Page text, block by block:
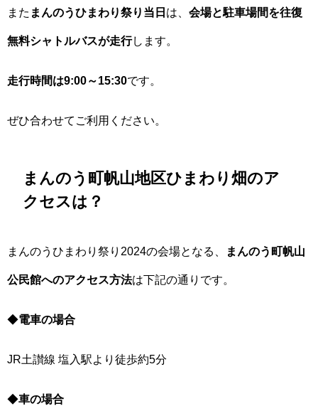
また まんのうひまわり祭り当日 は、 会場と駐車場間を往復
無料シャトルバスが走行します。
走行時間は9:00～15:30です。
ぜひ合わせてご利用ください。
まんのう町帆山地区ひまわり畑のア
クセスは？
まんのうひまわり祭り2024の会場となる、 まんのう町帆山
公民館へのアクセス方法は下記の通りです。
◆電車の場合
JR土讃線 塩入駅より徒歩約5分
◆車の場合